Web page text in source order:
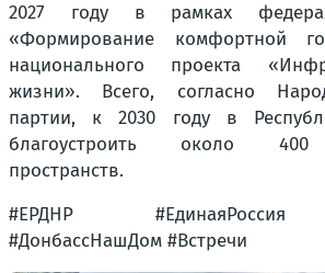
2027 году в рамках
«Формирование комфортной
национального проекта
жизни». Всего, согласно
партии, к 2030 году в
благоустроить около 400
пространств.
#ЕРДНР #ЕдинаяРоссия
#ДонбассНашДом #Встречи